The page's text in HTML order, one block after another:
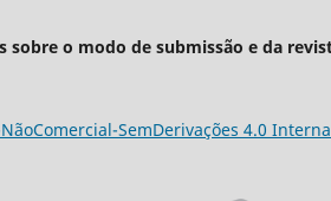
o modo de submissão e da
SemDerivações 4.0